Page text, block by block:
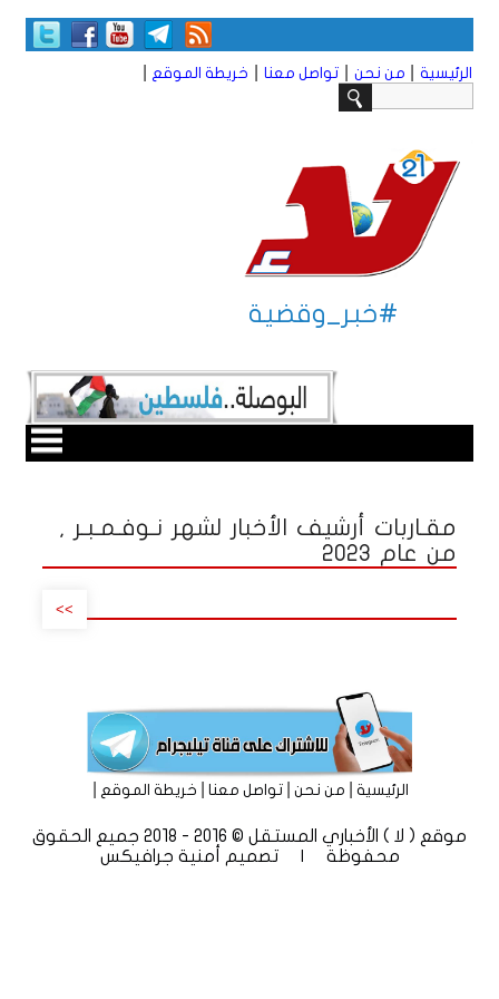
الرئيسية من نحن تواصل معنا خريطة الموقع
#خبر_وقضية
مقـاربات أرشيف الأخبار لشهر نـوفـمـبـر ,
من عام 2023
>>
الرئيسية|من نحن|تواصل معنا|خريطة الموقع
موقع ( لا ) الأخباري المستقل © 2016 - 2018 جميع الحقوق
محفوظة | تصميم
أمنية جرافيكس